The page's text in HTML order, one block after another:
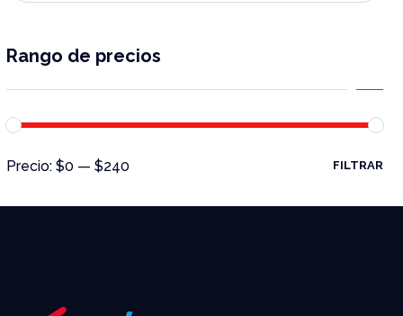
Rango de precios
FILTRAR
Precio:$0 —$240